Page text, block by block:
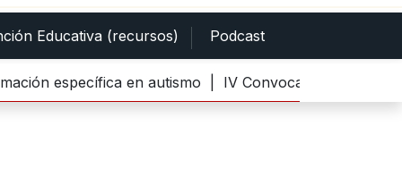
Educativa (recursos) Podcast
específica en autismo |IV Convocatoria del Premio al